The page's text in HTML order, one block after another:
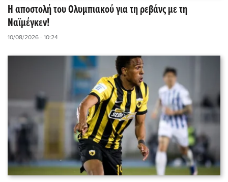
Η αποστολή του Ολυμπιακού για τη ρεβάνς με τη
Ναϊμέγκεν!
10/08/2026 - 10:24